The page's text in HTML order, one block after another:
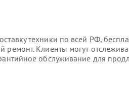
техники по всей РФ,
Клиенты могут
обслуживание для